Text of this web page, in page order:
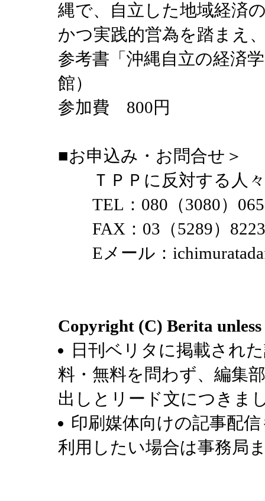
縄で、自立した地域経済
かつ実践的営為を踏ま
参考書「沖縄自立の経済
館）
参加費 800円
■お申込み・お問合せ＞
ＴＰＰに反対する人
TEL：080（3080）
FAX：03（5289）
Eメール：
Copyright (C) Berita
日刊ベリタに掲載され
料・無料を問わず、編集
出しとリード文につきま
印刷媒体向けの記事配
利用したい場合は事務局